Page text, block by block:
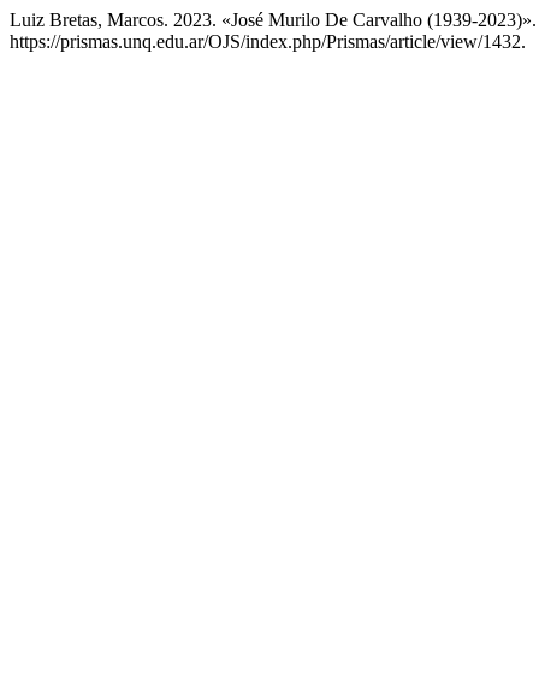
Luiz Bretas, Marcos. 2023. «José Murilo De Carvalho (1939-
https://prismas.unq.edu.ar/OJS/index.php/Prismas/article/view/1432.